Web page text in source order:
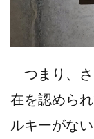
つまり、さ
在を認めら
ルキーがな